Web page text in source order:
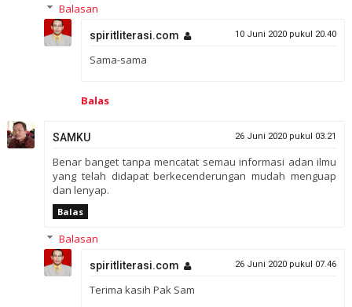
Balasan
spiritliterasi.com 10 Juni 2020 pukul 20.40
Sama-sama
Balas
SAMKU 26 Juni 2020 pukul 03.21
Benar banget tanpa mencatat semau informasi adan ilmu
yang telah didapat berkecenderungan mudah menguap
dan lenyap.
Balas
Balasan
spiritliterasi.com 26 Juni 2020 pukul 07.46
Terima kasih Pak Sam